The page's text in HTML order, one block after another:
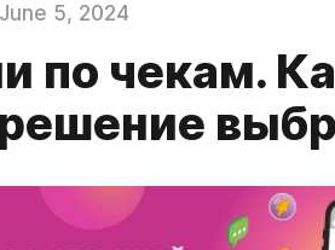
June 5, 2024
по чекам.